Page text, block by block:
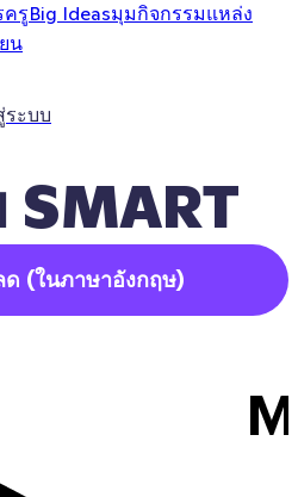
ครูBig Ideasมุมกิจกรรมแหล่ง
น
ระบบ
SMART
ด (ในภาษาอังกฤษ)